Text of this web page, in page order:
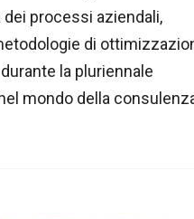
dei processi aziendali,
di
la pluriennale
mondo della